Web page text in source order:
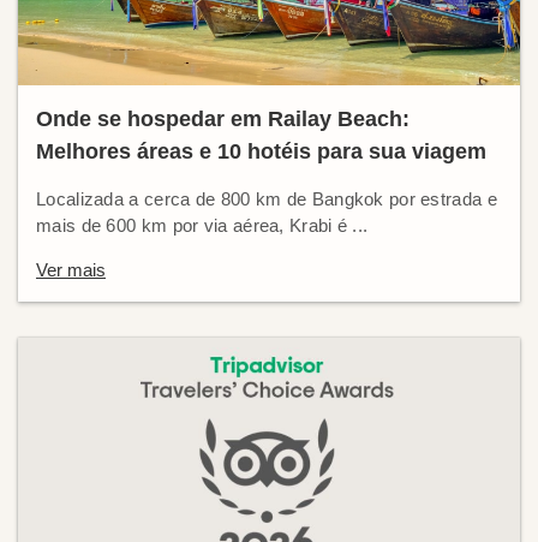
Onde se hospedar em Railay Beach:
Melhores áreas e 10 hotéis para sua viagem
Localizada a cerca de 800 km de Bangkok por estrada e
mais de 600 km por via aérea, Krabi é ...
Ver mais